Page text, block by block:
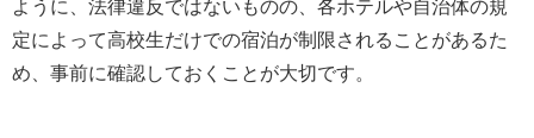
ように、法律違反ではないものの、各ホテルや自治体の規
定によって高校生だけでの宿泊が制限されることがあるた
め、事前に確認しておくことが大切です。